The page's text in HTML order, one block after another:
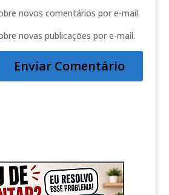
novos comentários por e-mail.
novas publicações por e-mail.